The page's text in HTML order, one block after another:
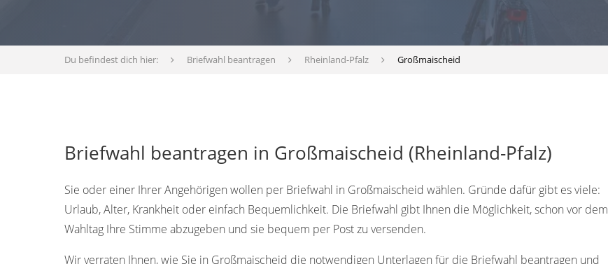
Du befindest dich hier: Briefwahl beantragen Rheinland-Pfalz Großmaischeid
Briefwahl beantragen in Großmaischeid (Rheinland-Pfalz)
Sie oder einer Ihrer Angehörigen wollen per Briefwahl in Großmaischeid wählen. Gründe dafür gibt es viele:
Urlaub, Alter, Krankheit oder einfach Bequemlichkeit. Die Briefwahl gibt Ihnen die Möglichkeit, schon vor dem
Wahltag Ihre Stimme abzugeben und sie bequem per Post zu versenden.
Wir verraten Ihnen, wie Sie in Großmaischeid die notwendigen Unterlagen für die Briefwahl beantragen und